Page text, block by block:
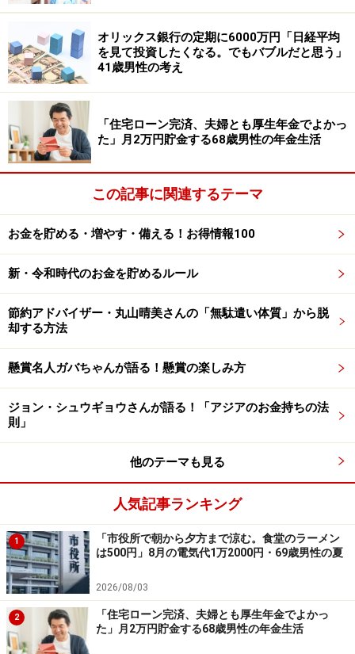
と思っていたが、実際に生活してみると、物価高の影響
が思った以上に大きかった」とも。中でも「食費への影
響が最も大きい。肉、魚、調味料などが、2～3年前と比
べると明らかに値上がりしている。妻と『以前と同じも
のを買っているのに、なぜこんなに高いのか』とよく話
す。光熱費も冬場は特に厳しい。3万円近くなることも
ある」とため息をつきます。
想定していなかった。年金の手取り額が思ったより少な
い。住民税・国民健康保険料・介護保険料が重なって、
代は会社が半分負担してくれていたのだと、今さら実感
した。特に介護保険料は、使ってもいないのに毎月引か
れるのが、納得しにくい」と複雑な思いがあるようで
す。
思ったよりも大きい」
ゼロに、タクシーの利用や、会費が高く体力的にもきつ
くなったことからゴルフもやめた」そう。
また、「節約のためにポイントカードやアプリを駆使す
るようになった。スーパーでは、特売日に合わせてまと
め買いをしている。事前に必ずチラシアプリを確認して
行くようにして、（割安の）プライベートブランドを積
極的に使うようになった。さらに、現役時代はほぼ放置
していたが、ふるさと納税制度をきちんと活用するよう
になり、食費の節約に役立っている」と、工夫を重ねて
オリックス銀行の定期に6000万円「日経平均
を見て投資したくなる。でもバブルだと思う」
41歳男性の考え
「住宅ローン完済、夫婦とも厚生年金でよかっ
た」月2万円貯金する68歳男性の年金生活
この記事に関連するテーマ
お金を貯める・増やす・備える！お得情報100
新・令和時代のお金を貯めるルール
節約アドバイザー・丸山晴美さんの「無駄遣い体質」から脱
却する方法
懸賞名人ガバちゃんが語る！懸賞の楽しみ方
ジョン・シュウギョウさんが語る！「アジアのお金持ちの法
則」
他のテーマも見る
人気記事ランキング
1
「市役所で朝から夕方まで涼む。食堂のラーメン
は500円」8月の電気代1万2000円・69歳男性の夏
2026/08/03
2
「住宅ローン完済、夫婦とも厚生年金でよかっ
た」月2万円貯金する68歳男性の年金生活